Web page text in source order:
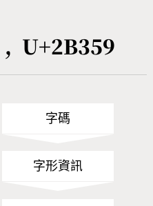
Unicode查詢
U+2B359
字碼
字形資訊